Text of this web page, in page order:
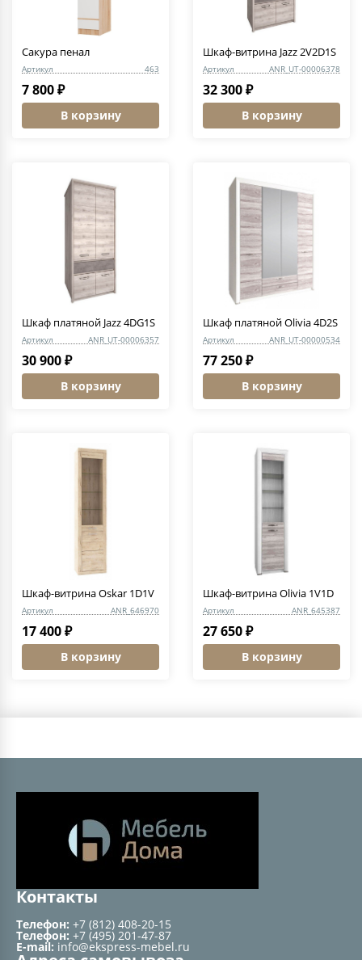
Сакура пенал
Артикул 463
7 800 ₽
В корзину
Шкаф-витрина Jazz 2V2D1S
Артикул ANR_UT-00006378
32 300 ₽
В корзину
Шкаф платяной Jazz 4DG1S
Артикул ANR_UT-00006357
30 900 ₽
В корзину
Шкаф платяной Olivia 4D2S
Артикул ANR_UT-00000534
77 250 ₽
В корзину
Шкаф-витрина Oskar 1D1V
Артикул ANR_646970
17 400 ₽
В корзину
Шкаф-витрина Olivia 1V1D
Артикул ANR_645387
27 650 ₽
В корзину
Контакты
Телефон: +7 (812) 408-20-15
Телефон: +7 (495) 201-47-87
E-mail: info@ekspress-mebel.ru